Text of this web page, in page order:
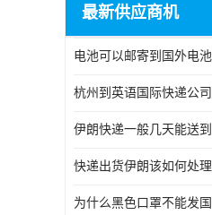
最新供应商机
伊朗快递一般几天能送到
快递出货伊朗该如何处理